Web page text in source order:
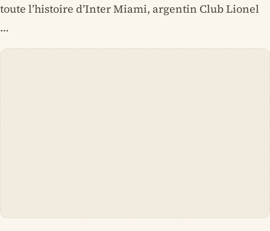
toute l’histoire d’Inter Miami, argentin Club Lionel
…